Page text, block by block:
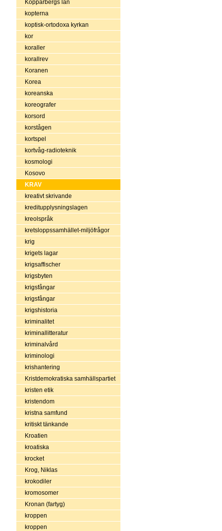
Kopparbergs län
kopterna
koptisk-ortodoxa kyrkan
kor
koraller
korallrev
Koranen
Korea
koreanska
koreografer
korsord
korstågen
kortspel
kortvåg-radioteknik
kosmologi
Kosovo
KRAV
kreativt skrivande
kreditupplysningslagen
kreolspråk
kretsloppssamhället-miljöfrågor
krig
krigets lagar
krigsaffischer
krigsbyten
krigsfångar
krigsfångar
krigshistoria
kriminalitet
kriminallitteratur
kriminalvård
kriminologi
krishantering
Kristdemokratiska samhällspartiet
kristen etik
kristendom
kristna samfund
kritiskt tänkande
Kroatien
kroatiska
krocket
Krog, Niklas
krokodiler
kromosomer
Kronan (fartyg)
kroppen
kroppen